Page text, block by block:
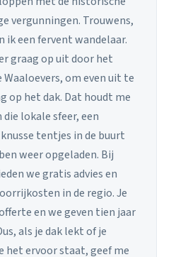
vergunningen. Trouwens,
ik een fervent wandelaar.
graag op uit door het
om even uit te
op het dak. Dat houdt me
lokale sfeer, een
tentjes in de buurt
weer opgeladen. Bij
we gratis advies en
in de regio. Je
en we geven tien jaar
als je dak lekt of je
ervoor staat, geef me